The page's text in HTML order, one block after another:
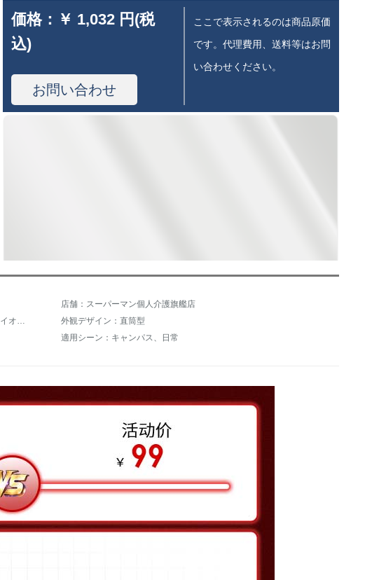
価格： ￥ 1,032 円(税
込)
お問い合わせ
ここで表示されるのは商品原価
です。代理費用、送料等はお問
い合わせください。
店舗：スーパーマン個人介護旗艦店
外観デザイン：直筒型
適用シーン：キャンパス、日常